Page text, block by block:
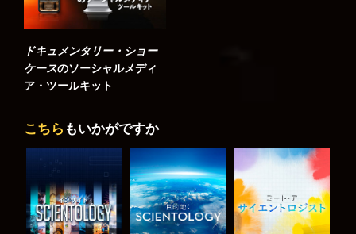
ドキュメンタリー・ショー
ケースのソーシャルメディ
ア・ツールキット
こちら もいかがですか